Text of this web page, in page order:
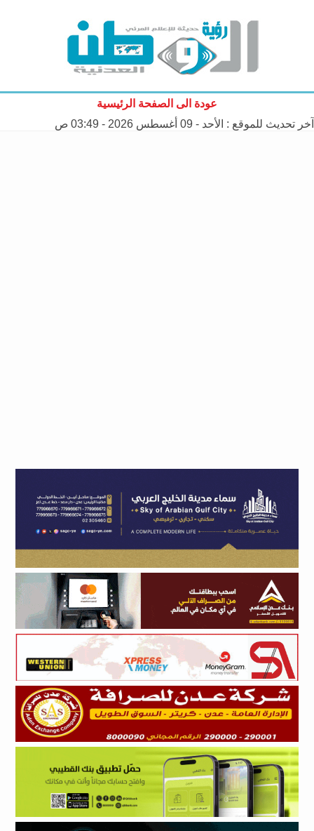
عودة الى الصفحة الرئيسية
آخر تحديث للموقع : الأحد - 09 أغسطس 2026 - 03:49 ص